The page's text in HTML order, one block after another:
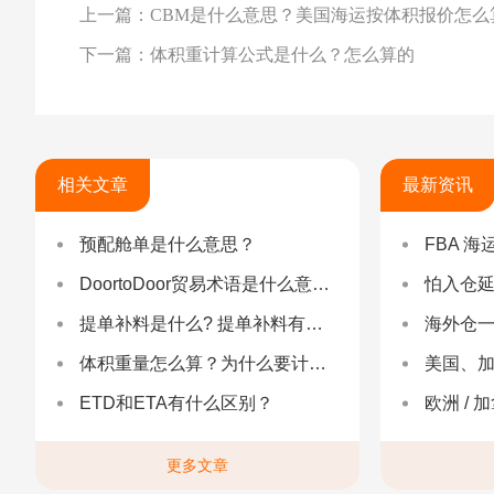
上一篇：CBM是什么意思？美国海运按体积报价怎么
下一篇：体积重计算公式是什么？怎么算的
相关文章
预配舱单是什么意思？
DoortoDoor贸易术语是什么意思？DoortoDoor有什么优势？
提单补料是什么? 提单补料有什么重要性？
体积重量怎么算？为什么要计算体积重（抛重）？
ETD和ETA有什么区别？
更多文章
最新资讯
FBA 海运查验率
怕入仓延误？FBA
海外仓一件代发
美国、加
欧洲 / 加拿大 /